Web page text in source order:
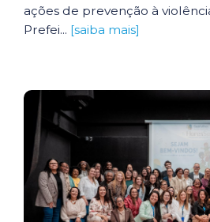
ações de prevenção à
Prefei... [saiba mais]